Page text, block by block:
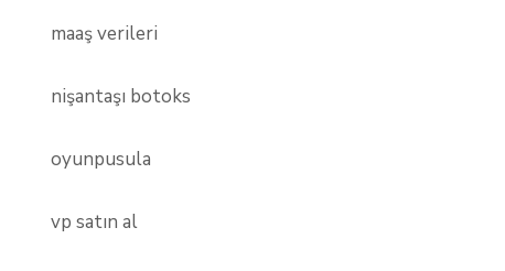
maaş verileri
nişantaşı botoks
oyunpusula
vp satın al